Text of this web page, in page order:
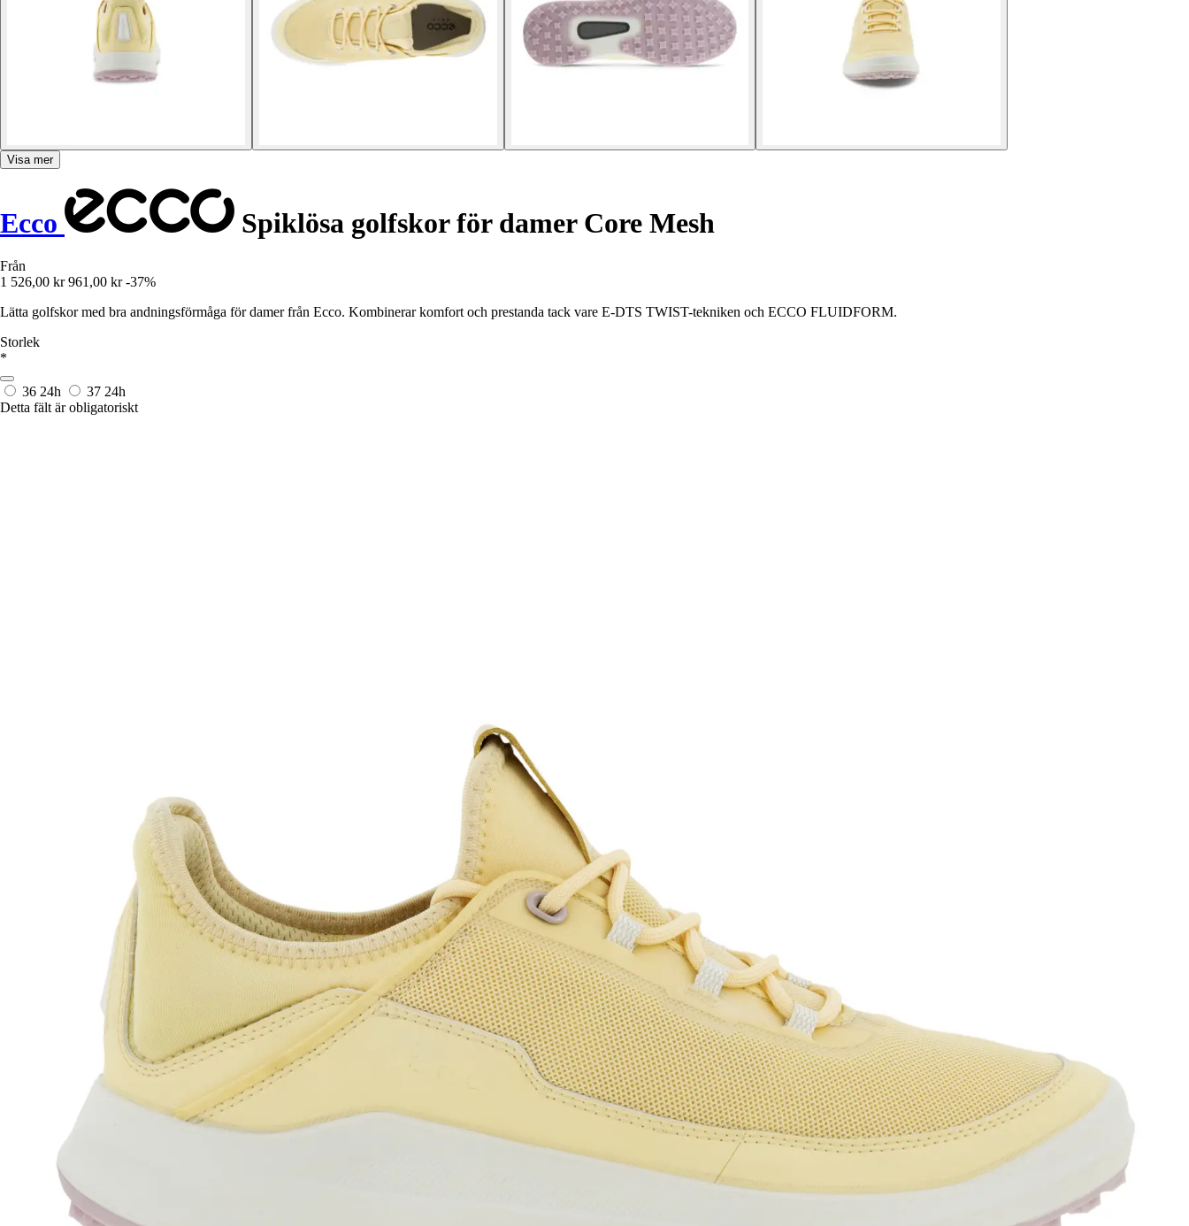
Visa mer
Ecco Spiklösa golfskor för damer Core Mesh
Från
1 526,00 kr 961,00 kr -37%
Lätta golfskor med bra andningsförmåga för damer från Ecco. Kombinerar komfort och prestanda tack vare E-DTS TWIST-tekniken och ECCO FLUIDFORM.
Storlek
*
36 24h 37 24h
Detta fält är obligatoriskt